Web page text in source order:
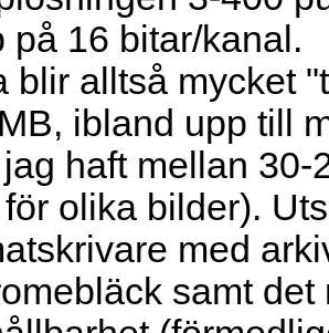
på 16 bitar/kanal.
blir alltså mycket
ibland upp till
haft mellan
olika bilder).
med
samt